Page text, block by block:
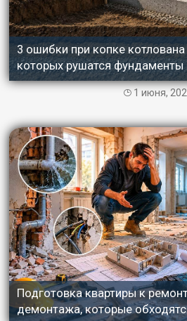
3 ошибки при копке
которых рушатся фундаменты
1 июня,
Подготовка квартиры к
демонтажа, которые